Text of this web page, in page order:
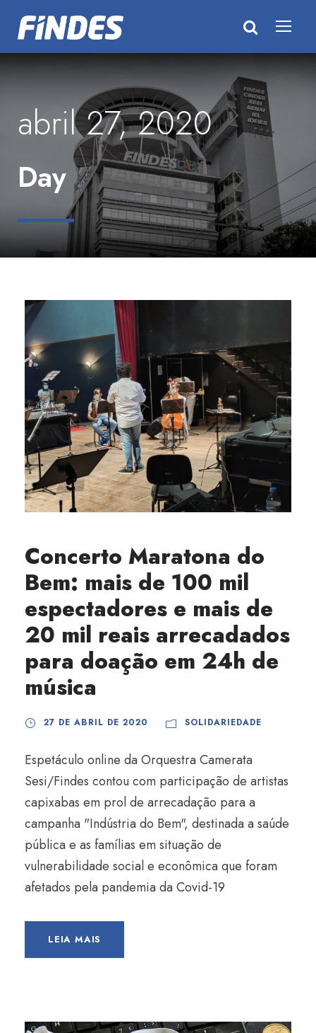
abril 27, 2020
Day
Concerto Maratona do
Bem: mais de 100 mil
espectadores e mais de
20 mil reais arrecadados
para doação em 24h de
música
27 DE ABRIL DE 2020 SOLIDARIEDADE
Espetáculo online da Orquestra Camerata
Sesi/Findes contou com participação de artistas
capixabas em prol de arrecadação para a
campanha "Indústria do Bem", destinada a saúde
pública e as famílias em situação de
vulnerabilidade social e econômica que foram
afetados pela pandemia da Covid-19
LEIA MAIS